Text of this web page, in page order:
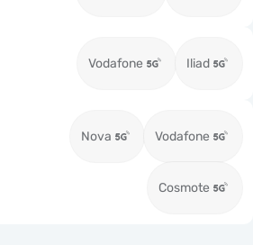
Vodafone Iliad
Nova Vodafone
Cosmote